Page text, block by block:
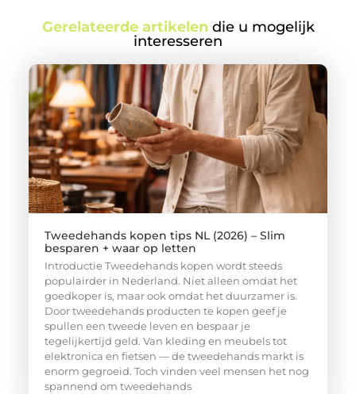
Gerelateerde artikelendie u mogelijk
interesseren
Tweedehands kopen tips NL (2026) – Slim
besparen + waar op letten
Introductie Tweedehands kopen wordt steeds
populairder in Nederland. Niet alleen omdat het
goedkoper is, maar ook omdat het duurzamer is.
Door tweedehands producten te kopen geef je
spullen een tweede leven en bespaar je
tegelijkertijd geld. Van kleding en meubels tot
elektronica en fietsen — de tweedehands markt is
enorm gegroeid. Toch vinden veel mensen het nog
spannend om tweedehands